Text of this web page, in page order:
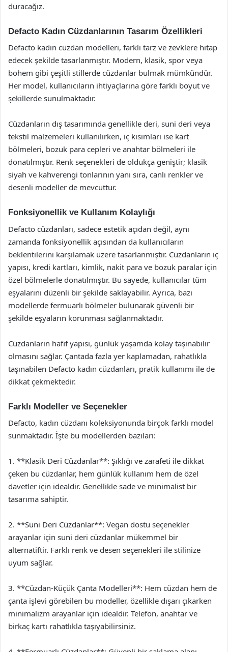
duracağız.
Defacto Kadın Cüzdanlarının Tasarım Özellikleri
Defacto kadın cüzdan modelleri, farklı tarz ve zevklere hitap
edecek şekilde tasarlanmıştır. Modern, klasik, spor veya
bohem gibi çeşitli stillerde cüzdanlar bulmak mümkündür.
Her model, kullanıcıların ihtiyaçlarına göre farklı boyut ve
şekillerde sunulmaktadır.
Cüzdanların dış tasarımında genellikle deri, suni deri veya
tekstil malzemeleri kullanılırken, iç kısımları ise kart
bölmeleri, bozuk para cepleri ve anahtar bölmeleri ile
donatılmıştır. Renk seçenekleri de oldukça geniştir; klasik
siyah ve kahverengi tonlarının yanı sıra, canlı renkler ve
desenli modeller de mevcuttur.
Fonksiyonellik ve Kullanım Kolaylığı
Defacto cüzdanları, sadece estetik açıdan değil, aynı
zamanda fonksiyonellik açısından da kullanıcıların
beklentilerini karşılamak üzere tasarlanmıştır. Cüzdanların iç
yapısı, kredi kartları, kimlik, nakit para ve bozuk paralar için
özel bölmelerle donatılmıştır. Bu sayede, kullanıcılar tüm
eşyalarını düzenli bir şekilde saklayabilir. Ayrıca, bazı
modellerde fermuarlı bölmeler bulunarak güvenli bir
şekilde eşyaların korunması sağlanmaktadır.
Cüzdanların hafif yapısı, günlük yaşamda kolay taşınabilir
olmasını sağlar. Çantada fazla yer kaplamadan, rahatlıkla
taşınabilen Defacto kadın cüzdanları, pratik kullanımı ile de
dikkat çekmektedir.
Farklı Modeller ve Seçenekler
Defacto, kadın cüzdanı koleksiyonunda birçok farklı model
sunmaktadır. İşte bu modellerden bazıları:
1. **Klasik Deri Cüzdanlar**: Şıklığı ve zarafeti ile dikkat
çeken bu cüzdanlar, hem günlük kullanım hem de özel
davetler için idealdir. Genellikle sade ve minimalist bir
tasarıma sahiptir.
2. **Suni Deri Cüzdanlar**: Vegan dostu seçenekler
arayanlar için suni deri cüzdanlar mükemmel bir
alternatiftir. Farklı renk ve desen seçenekleri ile stilinize
uyum sağlar.
3. **Cüzdan-Küçük Çanta Modelleri**: Hem cüzdan hem de
çanta işlevi görebilen bu modeller, özellikle dışarı çıkarken
minimalizm arayanlar için idealdir. Telefon, anahtar ve
birkaç kartı rahatlıkla taşıyabilirsiniz.